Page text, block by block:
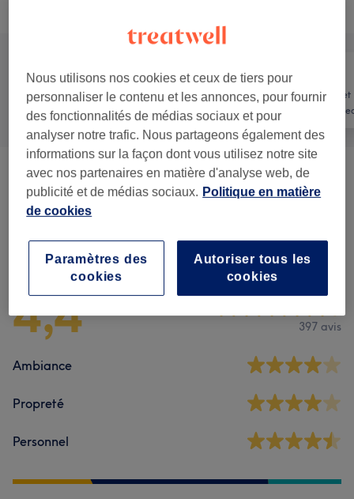
Tout Coiffure
Manucure et
Beauté des
Coupe Et Coiffure (8) à partir de 3 €
Avis sur l'établissement
4,4 397 avis
Ambiance
Propreté
Personnel
Nous utilisons nos cookies et ceux de tiers pour
personnaliser le contenu et les annonces, pour fournir
des fonctionnalités de médias sociaux et pour
analyser notre trafic. Nous partageons également des
informations sur la façon dont vous utilisez notre site
avec nos partenaires en matière d'analyse web, de
publicité et de médias sociaux. Politique en matière
de cookies
Autoriser tous les
cookies
Paramètres des
cookies